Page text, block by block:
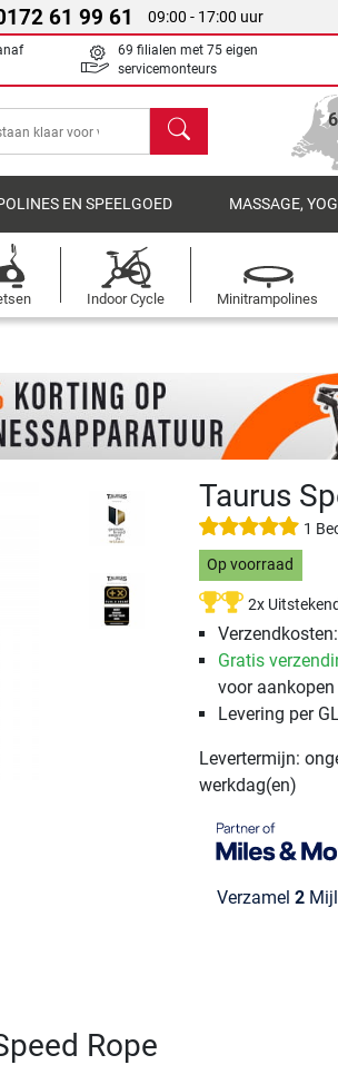
61 99 61 09:00 - 17:00 uur
69 filialen met 75 eigen
servicemonteurs
Zoeken
EN SPEELGOED MASSAGE,
Indoor Cycle Minitrampolines
Taurus
1
Op voorraad
2x Uitstekend
Gratis
voor
Levering per
Levertermijn:
werkdag(en)
Verzamel 2
Rope